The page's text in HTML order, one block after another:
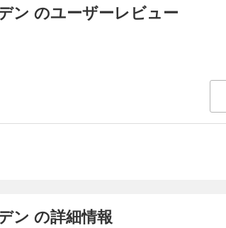
ン のユーザーレビュー
ン の詳細情報